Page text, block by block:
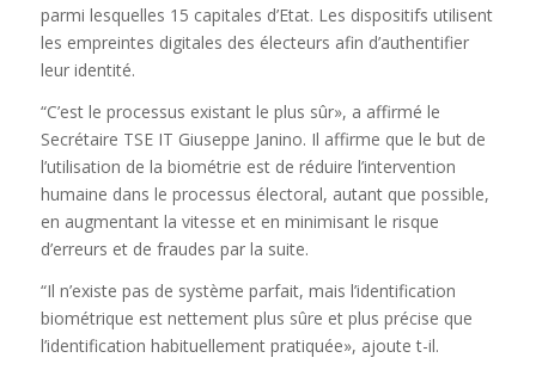
parmi lesquelles 15 capitales d’Etat. Les dispositifs utilisent
les empreintes digitales des électeurs afin d’authentifier
leur identité.
“C’est le processus existant le plus sûr», a affirmé le
Secrétaire TSE IT Giuseppe Janino. Il affirme que le but de
l’utilisation de la biométrie est de réduire l’intervention
humaine dans le processus électoral, autant que possible,
en augmentant la vitesse et en minimisant le risque
d’erreurs et de fraudes par la suite.
“Il n’existe pas de système parfait, mais l’identification
biométrique est nettement plus sûre et plus précise que
l’identification habituellement pratiquée», ajoute t-il.